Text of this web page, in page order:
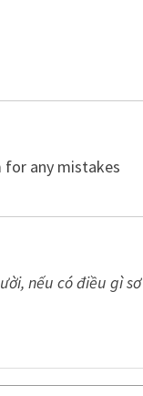
any mistakes
nếu có điều gì sơ